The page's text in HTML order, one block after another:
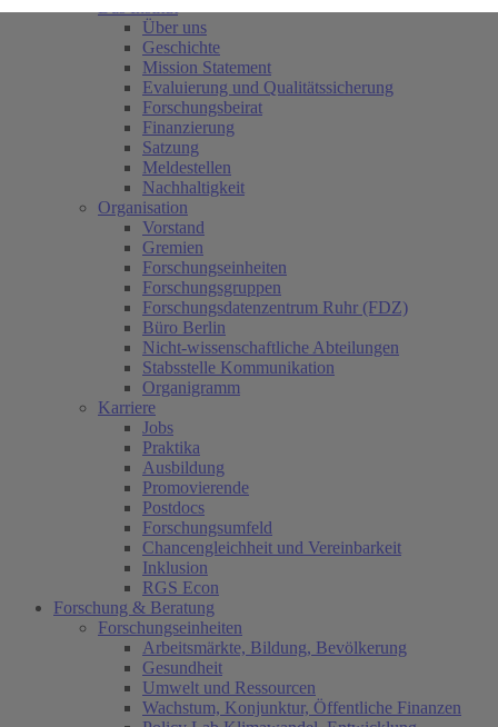
Über uns
Geschichte
Mission Statement
Evaluierung und Qualitätssicherung
Forschungsbeirat
Finanzierung
Satzung
Meldestellen
Nachhaltigkeit
Organisation
Vorstand
Gremien
Forschungseinheiten
Forschungsgruppen
Forschungsdatenzentrum Ruhr (FDZ)
Büro Berlin
Nicht-wissenschaftliche Abteilungen
Stabsstelle Kommunikation
Organigramm
Karriere
Jobs
Praktika
Ausbildung
Promovierende
Postdocs
Forschungsumfeld
Chancengleichheit und Vereinbarkeit
Inklusion
RGS Econ
Forschung & Beratung
Forschungseinheiten
Arbeitsmärkte, Bildung, Bevölkerung
Gesundheit
Umwelt und Ressourcen
Wachstum, Konjunktur, Öffentliche Finanzen